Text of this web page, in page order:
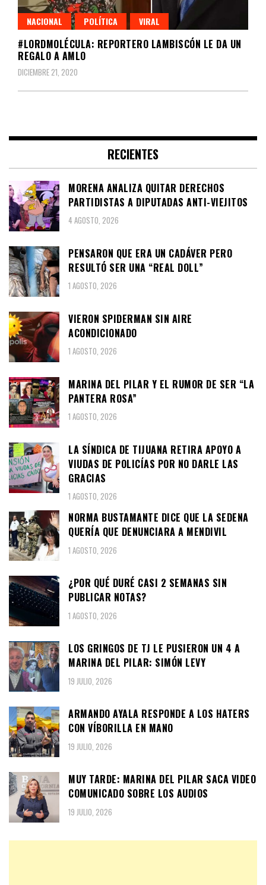
NACIONAL POLÍTICA VIRAL
#LORDMOLÉCULA: REPORTERO LAMBISCÓN LE DA UN
REGALO A AMLO
DICIEMBRE 21, 2020
RECIENTES
MORENA ANALIZA QUITAR DERECHOS
PARTIDISTAS A DIPUTADAS ANTI-VIEJITOS
4 AGOSTO, 2026
PENSARON QUE ERA UN CADÁVER PERO
RESULTÓ SER UNA “REAL DOLL”
1 AGOSTO, 2026
VIERON SPIDERMAN SIN AIRE
ACONDICIONADO
1 AGOSTO, 2026
MARINA DEL PILAR Y EL RUMOR DE SER “LA
PANTERA ROSA”
1 AGOSTO, 2026
LA SÍNDICA DE TIJUANA RETIRA APOYO A
VIUDAS DE POLICÍAS POR NO DARLE LAS
GRACIAS
1 AGOSTO, 2026
NORMA BUSTAMANTE DICE QUE LA SEDENA
QUERÍA QUE DENUNCIARA A MENDIVIL
1 AGOSTO, 2026
¿POR QUÉ DURÉ CASI 2 SEMANAS SIN
PUBLICAR NOTAS?
1 AGOSTO, 2026
LOS GRINGOS DE TJ LE PUSIERON UN 4 A
MARINA DEL PILAR: SIMÓN LEVY
19 JULIO, 2026
ARMANDO AYALA RESPONDE A LOS HATERS
CON VÍBORILLA EN MANO
19 JULIO, 2026
MUY TARDE: MARINA DEL PILAR SACA VIDEO
COMUNICADO SOBRE LOS AUDIOS
19 JULIO, 2026